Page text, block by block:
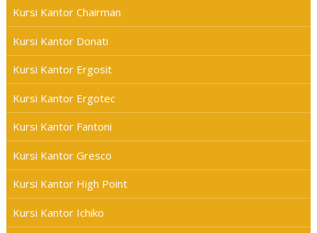
Kursi Kantor Chairman
Kursi Kantor Donati
Kursi Kantor Ergosit
Kursi Kantor Ergotec
Kursi Kantor Fantoni
Kursi Kantor Gresco
Kursi Kantor High Point
Kursi Kantor Ichiko